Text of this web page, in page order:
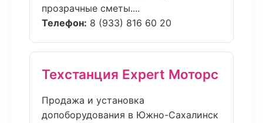
прозрачные сметы....
Телефон: 8 (933) 816 60 20
Техстанция Expert Моторс
Продажа и установка
допоборудования в Южно-Сахалинск